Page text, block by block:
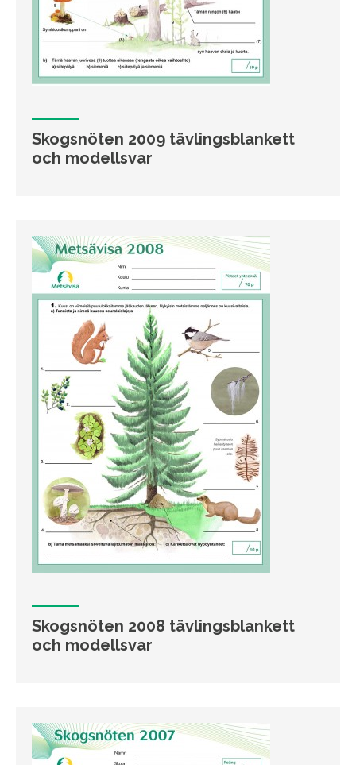
Skogsnöten 2009 tävlingsblankett
och modellsvar
Skogsnöten 2008 tävlingsblankett
och modellsvar